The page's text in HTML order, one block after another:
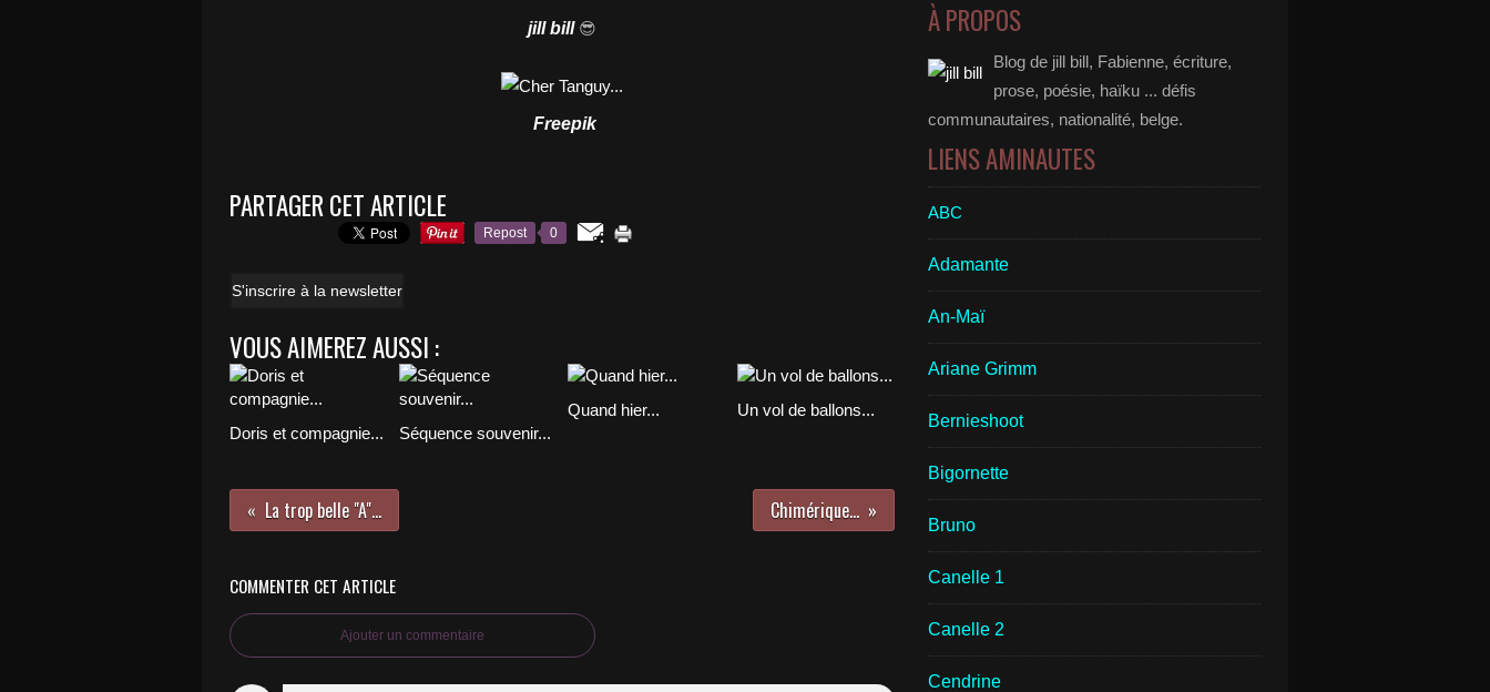
jill bill 😎
Freepik
PARTAGER CET ARTICLE
Repost 0
S'inscrire à la newsletter
VOUS AIMEREZ AUSSI :
Doris et compagnie... Séquence souvenir...
Quand hier... Un vol de ballons...
La trop belle "A"... Chimérique...
COMMENTER CET ARTICLE
Ajouter un commentaire
À PROPOS
Blog de jill bill, Fabienne, écriture,
prose, poésie, haïku ... défis
communautaires, nationalité, belge.
LIENS AMINAUTES
ABC
Adamante
An-Maï
Ariane Grimm
Bernieshoot
Bigornette
Bruno
Canelle 1
Canelle 2
Cendrine